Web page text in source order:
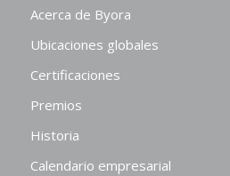
Acerca de Byora
Ubicaciones globales
Certificaciones
Premios
Historia
Calendario empresarial